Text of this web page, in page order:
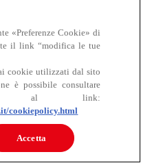
«Preferenze Cookie» di
il link “modifica le tue
cookie utilizzati dal sito
è possibile consultare
al link:
cookiepolicy.html
Accetta